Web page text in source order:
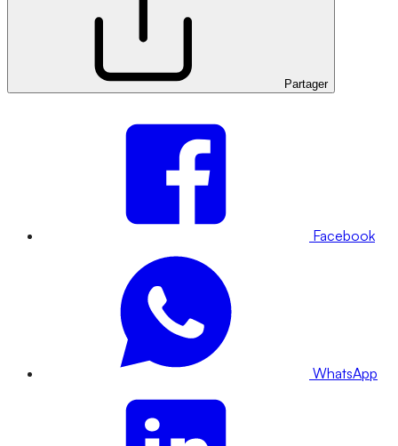
Partager
Facebook
WhatsApp